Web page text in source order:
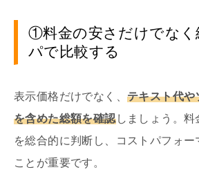
①料金の安さだけでなく
パで比較する
表示価格だけでなく、 テキスト代や
を含めた総額を確認しましょう。料
を総合的に判断し、コストパフォー
ことが重要です。